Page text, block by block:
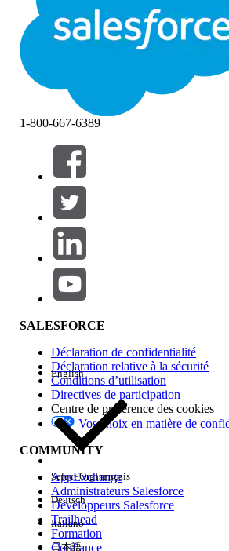
Filtres (0)
SÉLECTIONNER DES FILTRES
Gamme de produits
Impact des fonctionnalités
Edition
Expérience
1-800-667-6389
SALESFORCE
Déclaration de confidentialité
Déclaration relative à la sécurité
Conditions d’utilisation
Directives de participation
Centre de préférence des cookies
Vos choix en matière de
COMMUNITY
AppExchange
Administrateurs Salesforce
Développeurs Salesforce
Trailhead
Formation
Confiance
English
Select OrgFrançais
Deutsch
Italiano
日本語